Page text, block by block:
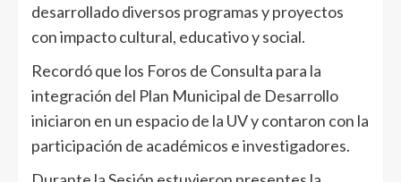
desarrollado diversos programas y proyectos
con impacto cultural, educativo y social.
Recordó que los Foros de Consulta para la
integración del Plan Municipal de Desarrollo
iniciaron en un espacio de la UV y contaron con la
participación de académicos e investigadores.